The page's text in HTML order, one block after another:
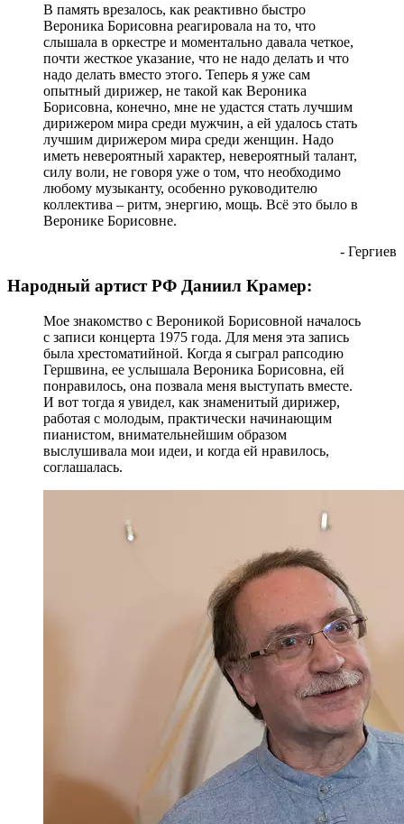
В память врезалось, как реактивно быстро
Вероника Борисовна реагировала на то, что
слышала в оркестре и моментально давала четкое,
почти жесткое указание, что не надо делать и что
надо делать вместо этого. Теперь я уже сам
опытный дирижер, не такой как Вероника
Борисовна, конечно, мне не удастся стать лучшим
дирижером мира среди мужчин, а ей удалось стать
лучшим дирижером мира среди женщин. Надо
иметь невероятный характер, невероятный талант,
силу воли, не говоря уже о том, что необходимо
любому музыканту, особенно руководителю
коллектива – ритм, энергию, мощь. Всё это было в
Веронике Борисовне.
- Гергиев
Народный артист РФ Даниил Крамер:
Мое знакомство с Вероникой Борисовной началось
с записи концерта 1975 года. Для меня эта запись
была хрестоматийной. Когда я сыграл рапсодию
Гершвина, ее услышала Вероника Борисовна, ей
понравилось, она позвала меня выступать вместе.
И вот тогда я увидел, как знаменитый дирижер,
работая с молодым, практически начинающим
пианистом, внимательнейшим образом
выслушивала мои идеи, и когда ей нравилось,
соглашалась.